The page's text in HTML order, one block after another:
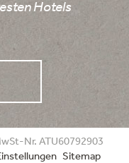
Hotels
Nr. ATU60792903
Sitemap